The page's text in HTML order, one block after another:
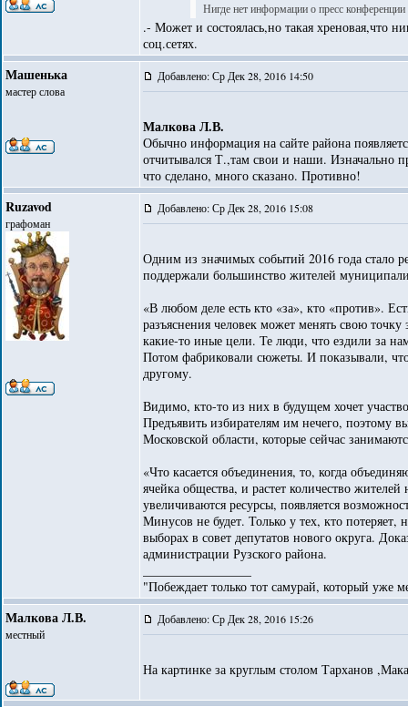
Нигде нет информации о пресс
.- Может и состоялась,но такая хреновая,что
соц.сетях.
Машенька
мастер слова
Добавлено: Ср Дек 28, 2016 14:50
Малкова Л.В.
Обычно информация на сайте района
отчитывался Т.,там свои и наши. Изначально
что сделано, много сказано. Противно!
Ruzavod
графоман
Добавлено: Ср Дек 28, 2016 15:08
Одним из значимых событий 2016 года стало
поддержали большинство жителей
«В любом деле есть кто «за», кто «против».
разъяснения человек может менять свою
какие-то иные цели. Те люди, что ездили за
Потом фабриковали сюжеты. И показывали,
другому.
Видимо, кто-то из них в будущем хочет
Предъявить избирателям им нечего, поэтому
Московской области, которые сейчас
«Что касается объединения, то, когда
ячейка общества, и растет количество
увеличиваются ресурсы, появляется
Минусов не будет. Только у тех, кто потеряет,
выборах в совет депутатов нового округа.
администрации Рузского района.
"Побеждает только тот самурай, который уже
Малкова Л.В.
местный
Добавлено: Ср Дек 28, 2016 15:26
На картинке за круглым столом Тарханов